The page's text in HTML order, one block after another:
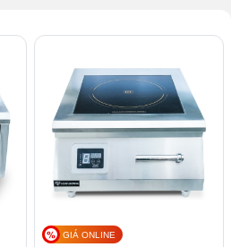
GIÁ ONLINE